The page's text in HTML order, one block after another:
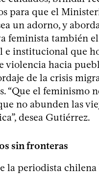
para que el
un adorno, y
feminista también
e institucional que
violencia hacia
de la crisis
“Que el feminismo
no abunden las
desea Gutiérrez.
sin fronteras
la periodista